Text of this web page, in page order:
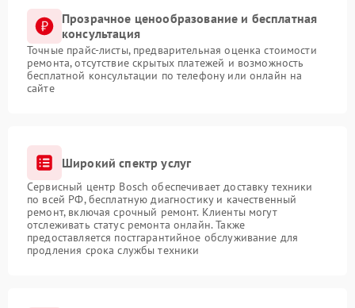
Прозрачное ценообразование и бесплатная
консультация
Точные прайс-листы, предварительная оценка стоимости
ремонта, отсутствие скрытых платежей и возможность
бесплатной консультации по телефону или онлайн на
сайте
Широкий спектр услуг
Сервисный центр Bosch обеспечивает доставку техники
по всей РФ, бесплатную диагностику и качественный
ремонт, включая срочный ремонт. Клиенты могут
отслеживать статус ремонта онлайн. Также
предоставляется постгарантийное обслуживание для
продления срока службы техники